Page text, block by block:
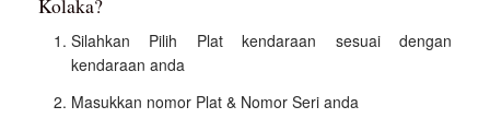
Kolaka?
Silahkan Pilih Plat kendaraan sesuai dengan
kendaraan anda
Masukkan nomor Plat & Nomor Seri anda